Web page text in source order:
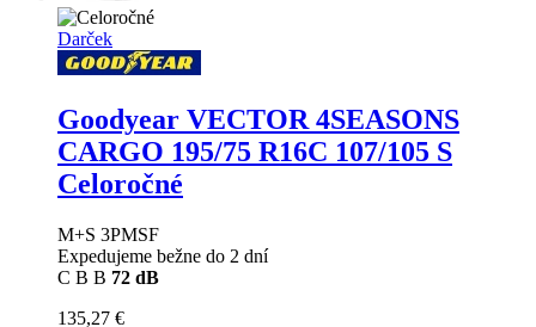
Darček
Goodyear VECTOR 4SEASONS
CARGO 195/75 R16C 107/105 S
Celoročné
M+S 3PMSF
Expedujeme bežne do 2 dní
C B B 72 dB
135,27 €